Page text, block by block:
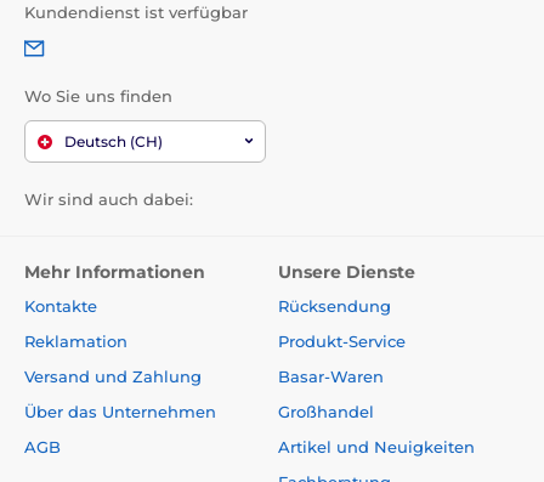
Kundendienst ist verfügbar
Wo Sie uns finden
Deutsch (CH)
Wir sind auch dabei:
Mehr Informationen
Kontakte
Reklamation
Versand und Zahlung
Über das Unternehmen
AGB
Unsere Dienste
Rücksendung
Produkt-Service
Basar-Waren
Großhandel
Artikel und Neuigkeiten